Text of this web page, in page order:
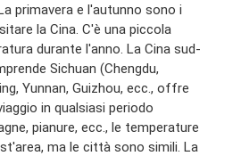
primavera e l'autunno sono i
la Cina. C'è una piccola
durante l'anno. La Cina sud-
Sichuan (Chengdu,
Yunnan, Guizhou, ecc., offre
in qualsiasi periodo
pianure, ecc., le temperature
ma le città sono simili. La